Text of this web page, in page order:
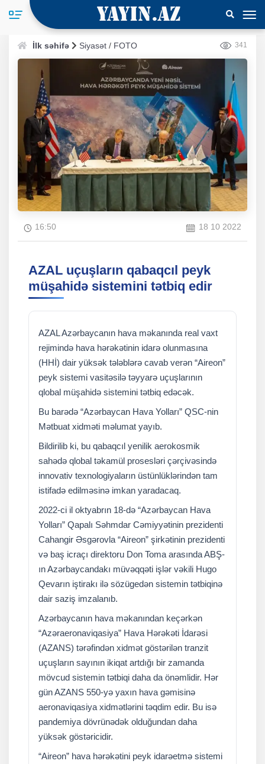
İlk səhifə Siyasət / FOTO 341
16:50 18 10 2022
AZAL uçuşların qabaqcıl peyk
müşahidə sistemini tətbiq edir
AZAL Azərbaycanın hava məkanında real vaxt
rejimində hava hərəkətinin idarə olunmasına
(HHİ) dair yüksək tələblərə cavab verən “Aireon”
peyk sistemi vasitəsilə təyyarə uçuşlarının
qlobal müşahidə sistemini tətbiq edəcək.
Bu barədə “Azərbaycan Hava Yolları” QSC-nin
Mətbuat xidməti məlumat yayıb.
Bildirilib ki, bu qabaqcıl yenilik aerokosmik
sahədə qlobal təkamül prosesləri çərçivəsində
innovativ texnologiyaların üstünlüklərindən tam
istifadə edilməsinə imkan yaradacaq.
2022-ci il oktyabrın 18-də “Azərbaycan Hava
Yolları” Qapalı Səhmdar Cəmiyyətinin prezidenti
Cahangir Əsgərovla “Aireon” şirkətinin prezidenti
və baş icraçı direktoru Don Toma arasında ABŞ-
ın Azərbaycandakı müvəqqəti işlər vəkili Hugo
Qevarın iştirakı ilə sözügedən sistemin tətbiqinə
dair saziş imzalanıb.
Azərbaycanın hava məkanından keçərkən
“Azəraeronaviqasiya” Hava Hərəkəti İdarəsi
(AZANS) tərəfindən xidmət göstərilən tranzit
uçuşların sayının ikiqat artdığı bir zamanda
mövcud sistemin tətbiqi daha da önəmlidir. Hər
gün AZANS 550-yə yaxın hava gəmisinə
aeronaviqasiya xidmətlərini təqdim edir. Bu isə
pandemiya dövrünədək olduğundan daha
yüksək göstəricidir.
“Aireon” hava hərəkətini peyk idarəetmə sistemi